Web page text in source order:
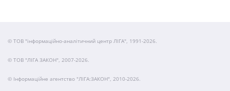
© ТОВ "інформаційно-аналітичний центр ЛІГА", 1991-2026.
© ТОВ "ЛІГА ЗАКОН", 2007-2026.
© Інформаційне агентство "ЛІГА:ЗАКОН", 2010-2026.